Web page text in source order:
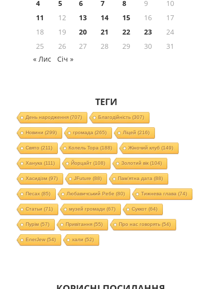
4
5 6 7 8 9
10
11
12 13 14 15 16
17
18
19 20 21 22 23
24
25
26 27 28 29 30
31
« Лис
Січ »
ТЕГИ
День народження(707) Благодійність(307)
Новини (299) громада (265) Ліцей (216)
Свято (211) Колель Тора (188) Жіночий клуб (149)
Ханука (111) Йорцайт (108) Золотий вік(104)
Хасидізм (97) JFuture (88) Пам'ятна дата (88)
Песах(85) Любавичський Ребе (80) Тижнева глава (74)
Статьи (71) музей громади (67) Суккот (64)
Пурім (57) Привітання(55) Про нас говорять(54)
EnerJew(54) хали (52)